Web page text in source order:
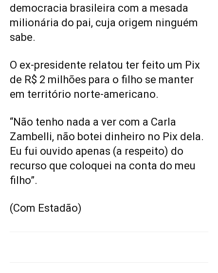
democracia brasileira com a mesada
milionária do pai, cuja origem ninguém
sabe.
O ex-presidente relatou ter feito um Pix
de R$ 2 milhões para o filho se manter
em território norte-americano.
“Não tenho nada a ver com a Carla
Zambelli, não botei dinheiro no Pix dela.
Eu fui ouvido apenas (a respeito) do
recurso que coloquei na conta do meu
filho”.
(Com Estadão)